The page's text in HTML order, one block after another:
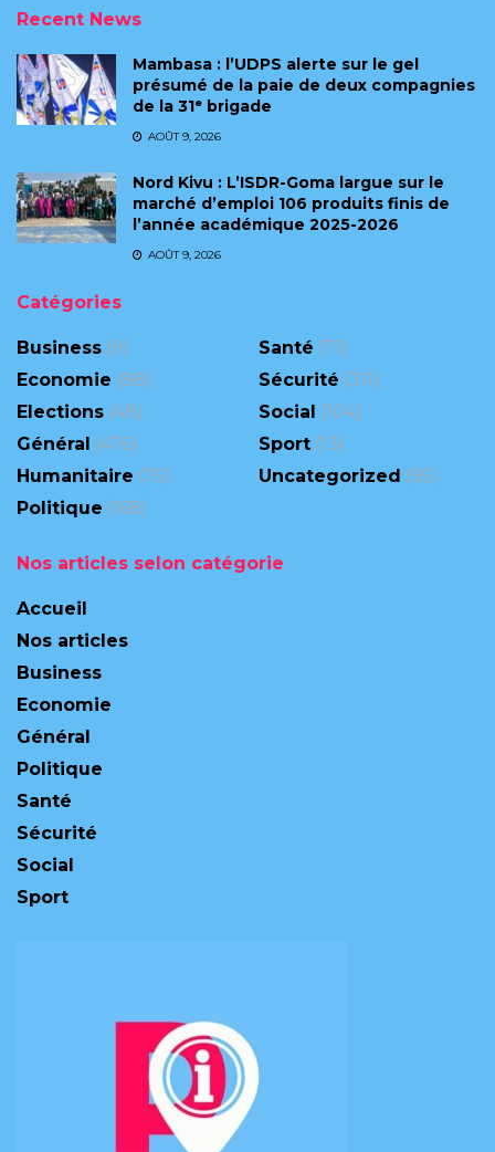
Recent News
Mambasa : l’UDPS alerte sur le gel
présumé de la paie de deux compagnies
de la 31ᵉ brigade
AOÛT 9, 2026
Nord Kivu : L’ISDR-Goma largue sur le
marché d’emploi 106 produits finis de
l’année académique 2025-2026
AOÛT 9, 2026
Catégories
Business (9)
Economie (88)
Elections (48)
Général (476)
Humanitaire (75)
Politique (168)
Santé (71)
Sécurité (311)
Social (104)
Sport (13)
Uncategorized (95)
Nos articles selon catégorie
Accueil
Nos articles
Business
Economie
Général
Politique
Santé
Sécurité
Social
Sport